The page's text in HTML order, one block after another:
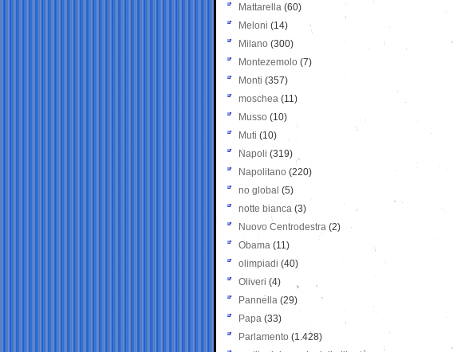
Mattarella (60)
Meloni (14)
Milano (300)
Montezemolo (7)
Monti (357)
moschea (11)
Musso (10)
Muti (10)
Napoli (319)
Napolitano (220)
no global (5)
notte bianca (3)
Nuovo Centrodestra (2)
Obama (11)
olimpiadi (40)
Oliveri (4)
Pannella (29)
Papa (33)
Parlamento (1.428)